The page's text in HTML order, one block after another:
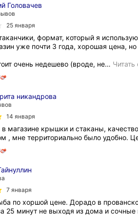
Головачев
25 января
формат, который я
уже почти 3 года, хорошая цена,
очень недешево (вроде, не…
никандрова
14 января
магазине крышки и стаканы,
, мне территориально было удобно.
7 января
по хоршой цене. Дорадо в
25 минут не выходя из дома и сочные